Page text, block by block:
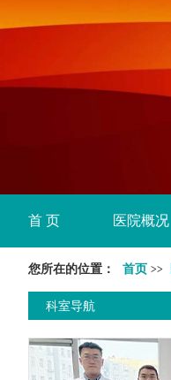
首 页 医院概况
您所在的位置： 首页 >>
科室导航